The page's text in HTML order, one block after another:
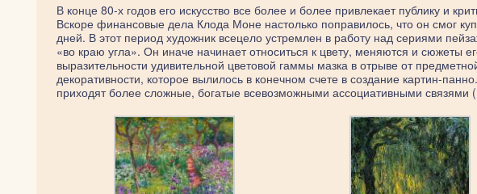
В конце 80-х годов его искусство все более и более привлекает публику и
Вскоре финансовые дела Клода Моне настолько поправилось, что он смог
дней. В этот период художник всецело устремлен в работу над сериями
«во краю угла». Он иначе начинает относиться к цвету, меняются и сюжеты
выразительности удивительной цветовой гаммы мазка в отрыве от
декоративности, которое вылилось в конечном счете в создание картин-
приходят более сложные, богатые всевозможными ассоциативными